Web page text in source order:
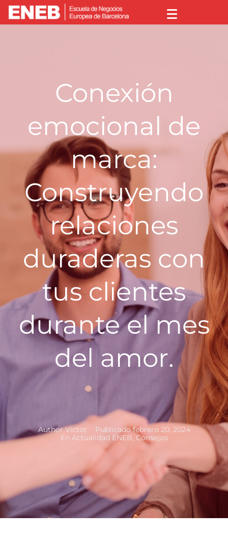
Conexión
emocional de
marca:
Construyendo
relaciones
duraderas con
tus clientes
durante el mes
del amor.
AuthorVictor Publicadofebrero 20, 2024
En Actualidad ENEB, Consejos